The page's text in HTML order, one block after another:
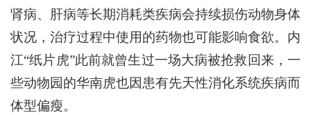
肾病、肝病等长期消耗类疾病会持续损伤动物身体
状况，治疗过程中使用的药物也可能影响食欲。内
江“纸片虎”此前就曾生过一场大病被抢救回来，一
些动物园的华南虎也因患有先天性消化系统疾病而
体型偏瘦。